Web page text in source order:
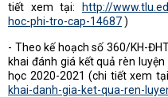
tiết xem tại:
http://
hoc-phi-tro-cap-14687)
- Theo kế hoạch số 360/KH-
khai đánh giá kết quả rèn
học 2020-2021 (chi tiết xem tại
khai-danh-gia-ket-qua-ren-